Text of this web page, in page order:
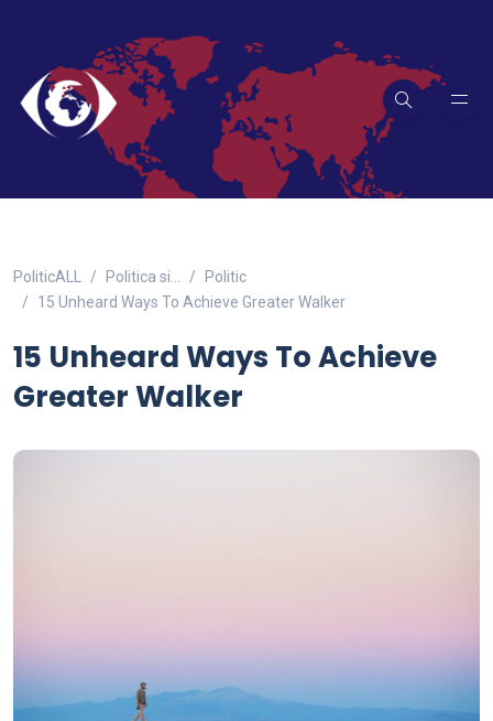
PoliticALL Politica si…
Politic
15 Unheard Ways To Achieve Greater Walker
15 Unheard Ways To Achieve
Greater Walker